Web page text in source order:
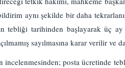
aynı şekilde bir daha
tebliği tarihinden başlayarak üç
sayılmasına karar verilir
incelenmesinden; posta ücretinde